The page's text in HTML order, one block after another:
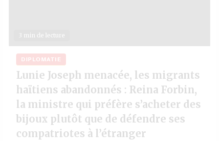
3 min de lecture
DIPLOMATIE
Lunie Joseph menacée, les migrants
haïtiens abandonnés : Reina Forbin,
la ministre qui préfère s’acheter des
bijoux plutôt que de défendre ses
compatriotes à l’étranger